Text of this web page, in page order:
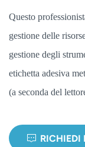
Questo
gestione delle
gestione degli
etichetta adesiva
(a seconda del
RICHIEDI